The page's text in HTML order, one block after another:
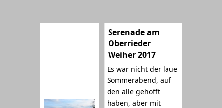
Serenade am
Oberrieder
Weiher 2017
Es war nicht der laue
Sommerabend, auf
den alle gehofft
haben, aber mit